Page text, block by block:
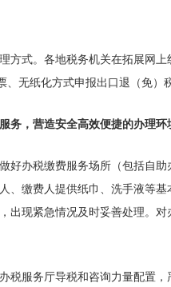
方式。 各地税务机关在拓展网
、无纸化方式申报出口退（免
务，营造安全高效便捷的办理环
好办税缴费服务场所（包括自
、缴费人提供纸巾、洗手液等
出现紧急情况及时妥善处理。 对
税服务厅导税和咨询力量配置